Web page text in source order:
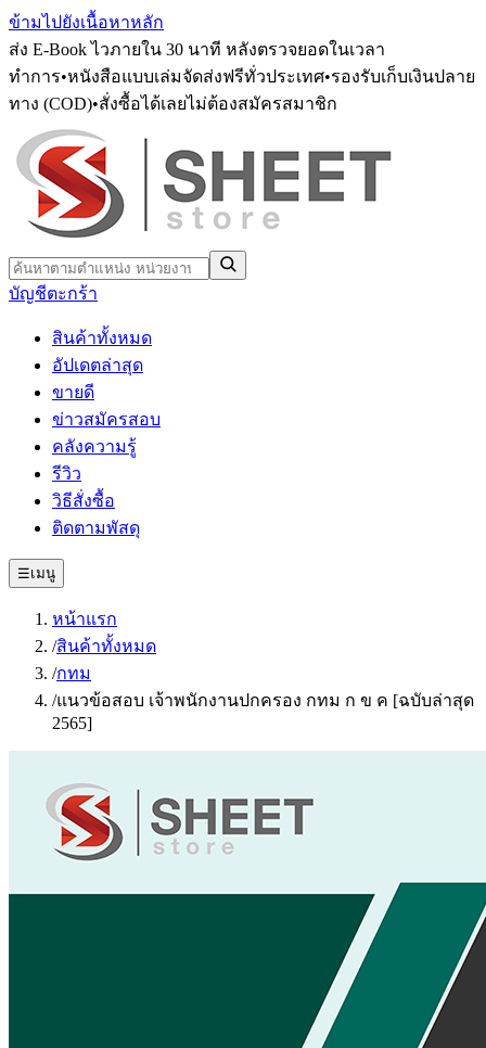
ข้ามไปยังเนื้อหาหลัก
ส่ง E-Book ไวภายใน 30 นาที หลังตรวจยอดในเวลา
ทำการ•หนังสือแบบเล่มจัดส่งฟรีทั่วประเทศ•รองรับเก็บเงินปลาย
ทาง (COD)•สั่งซื้อได้เลยไม่ต้องสมัครสมาชิก
บัญชีตะกร้า
สินค้าทั้งหมด
อัปเดตล่าสุด
ขายดี
ข่าวสมัครสอบ
คลังความรู้
รีวิว
วิธีสั่งซื้อ
ติดตามพัสดุ
☰เมนู
หน้าแรก
/สินค้าทั้งหมด
/กทม
/แนวข้อสอบ เจ้าพนักงานปกครอง กทม ก ข ค [ฉบับล่าสุด
2565]